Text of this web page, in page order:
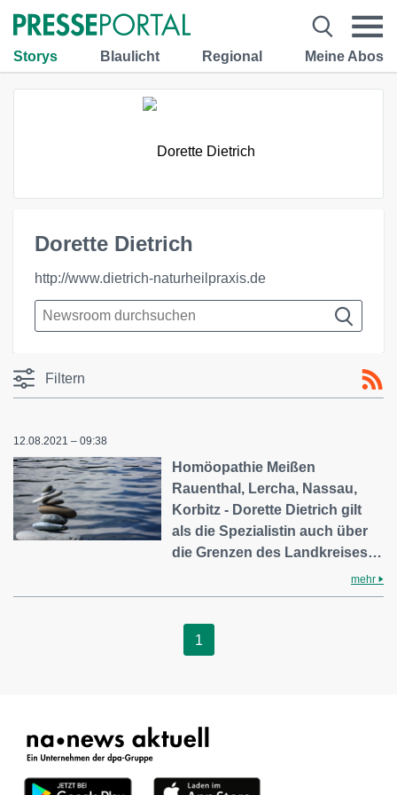
Storys Blaulicht Regional Meine Abos
Dorette Dietrich
http://www.dietrich-naturheilpraxis.de
Filtern
12.08.2021 – 09:38
Homöopathie Meißen
Rauenthal, Lercha, Nassau,
Korbitz - Dorette Dietrich gilt
als die Spezialistin auch über
die Grenzen des Landkreises…
mehr
1